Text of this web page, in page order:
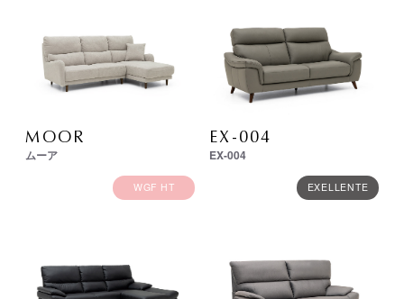
MOOR
ムーア
WGF HT
EX-004
EX-004
EXELLENTE